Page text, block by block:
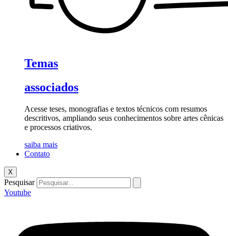
Temas
associados
Acesse teses, monografias e textos técnicos com resumos
descritivos, ampliando seus conhecimentos sobre artes cênicas
e processos criativos.
saiba mais
Contato
X
Pesquisar
Youtube